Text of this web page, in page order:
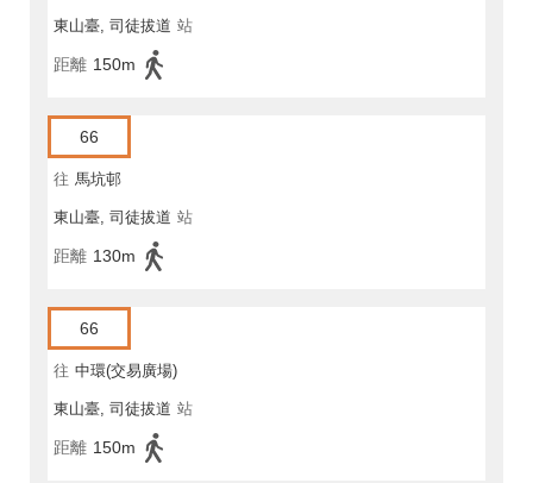
東山臺, 司徒拔道 站
距離 150m
66
往 馬坑邨
東山臺, 司徒拔道 站
距離 130m
66
往 中環(交易廣場)
東山臺, 司徒拔道 站
距離 150m